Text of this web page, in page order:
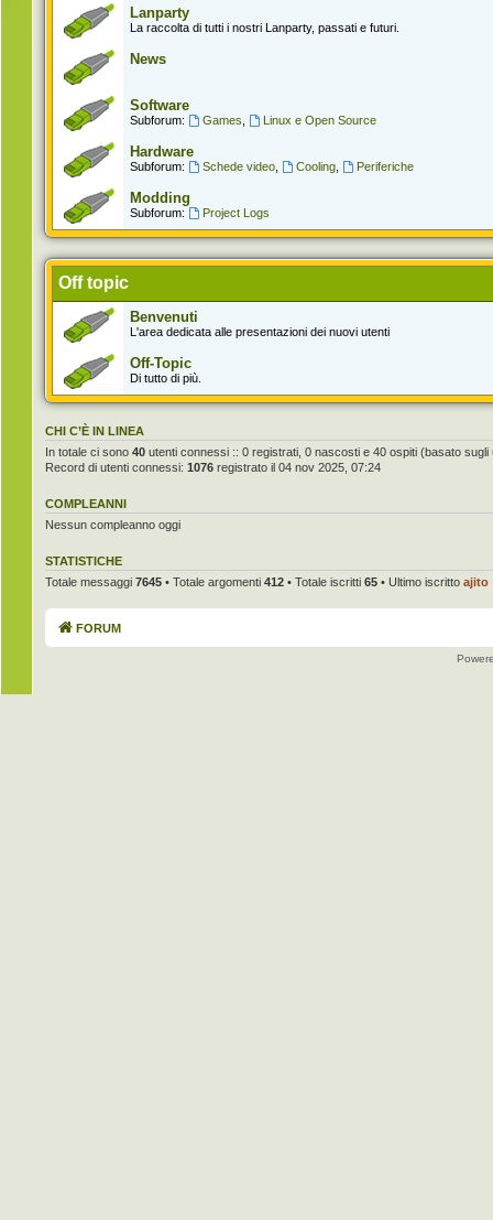
Lanparty
La raccolta di tutti i nostri Lanparty, passati e futuri.
News
Software
Subforum: Games Linux e Open Source
Hardware
Subforum: Schede video, Cooling, Periferiche
Modding
Subforum: Project Logs
Off topic
Benvenuti
L'area dedicata alle presentazioni dei nuovi utenti
Off-Topic
Di tutto di più.
CHI C’È IN LINEA
In totale ci sono 40 utenti connessi :: 0 registrati, 0 nascosti e 40 ospiti (basato sugli
Record di utenti connessi: 1076 registrato il 04 nov 2025, 07:24
COMPLEANNI
Nessun compleanno oggi
STATISTICHE
Totale messaggi 7645 • Totale argomenti 412 • Totale iscritti 65 • Ultimo iscritto ajito
FORUM